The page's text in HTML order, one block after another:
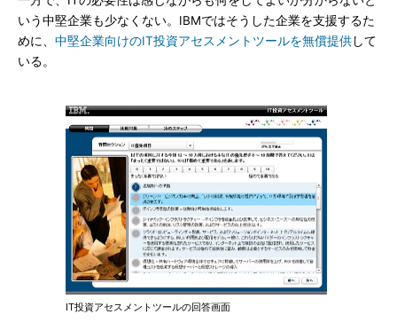
いう中堅企業も少なくない。IBMではそうした企業を支援するた
めに、 中堅企業向けのIT投資アセスメントツールを無償提供して
いる。
IT投資アセスメントツールの回答画面